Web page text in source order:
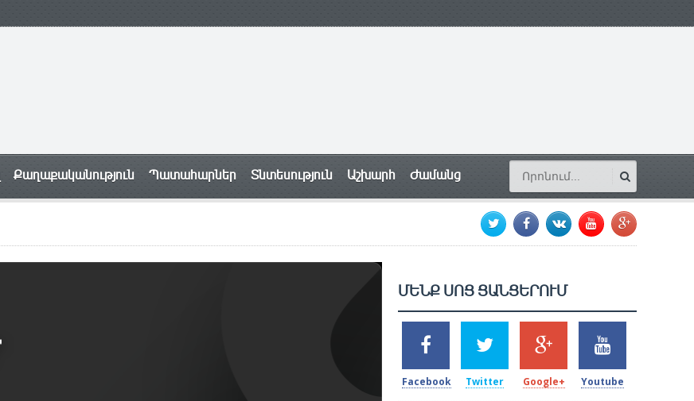
Քաղաքականություն Պատահարներ Տնտեսություն Աշխարհ Ժամանց
ՄԵՆՔ ՍՈՑ ՑԱՆՑԵՐՈՒՄ
2k
SHARES
Facebook
1.5k
TWEETS
Twitter
203
SHARES
Google+
620
SHARES
Youtube